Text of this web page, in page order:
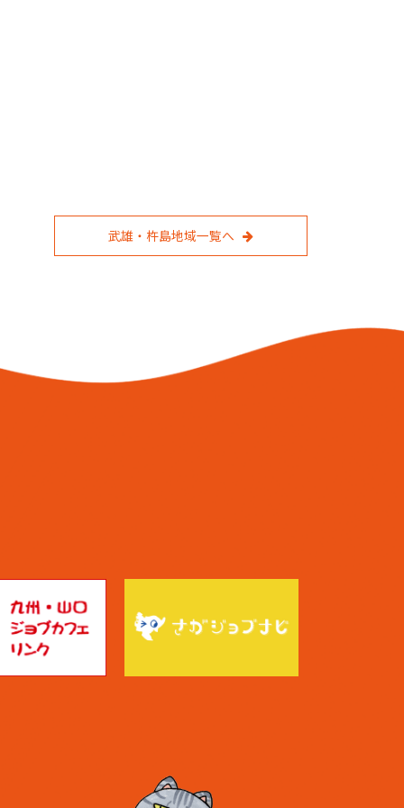
武雄・杵島地域一覧へ